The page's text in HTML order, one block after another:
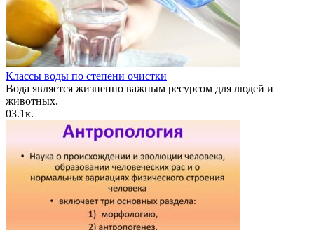
Классы воды по степени очистки
Вода является жизненно важным ресурсом для людей и
животных.
03.1к.